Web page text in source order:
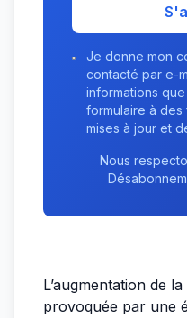
Je donne mon
contacté par e-
informations
formulaire à
mises à jour et
Nous
L’augmentation de
provoquée par une